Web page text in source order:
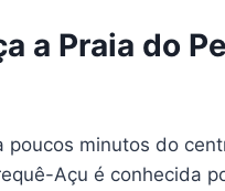
a Praia do
poucos minutos do
Açu é conhecida